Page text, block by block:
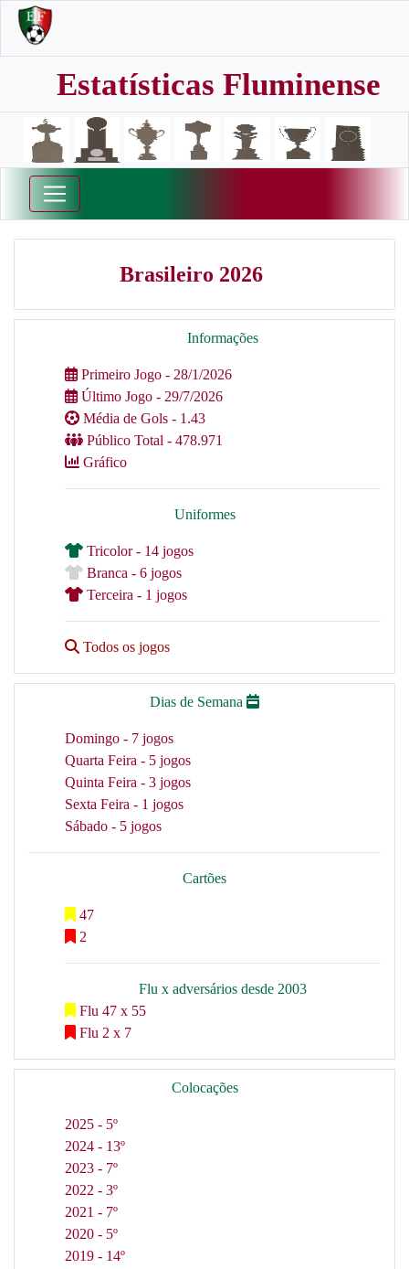
Estatísticas Fluminense
Brasileiro 2026
Informações
Primeiro Jogo - 28/1/2026
Último Jogo - 29/7/2026
Média de Gols - 1.43
Público Total - 478.971
Gráfico
Uniformes
Tricolor - 14 jogos
Branca - 6 jogos
Terceira - 1 jogos
Todos os jogos
Dias de Semana
Domingo - 7 jogos
Quarta Feira - 5 jogos
Quinta Feira - 3 jogos
Sexta Feira - 1 jogos
Sábado - 5 jogos
Cartões
47
2
Flu x adversários desde 2003
Flu 47 x 55
Flu 2 x 7
Colocações
2025 - 5º
2024 - 13º
2023 - 7º
2022 - 3º
2021 - 7º
2020 - 5º
2019 - 14º